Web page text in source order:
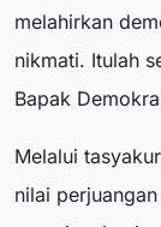
melahirkan
nikmati. Itulah
Bapak
Melalui
nilai